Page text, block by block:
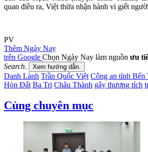
quan điều ra, Việt thừa nhận hành vi giết
PV
Thêm Ngày Nay
trên Google Chọn Ngày Nay làm nguồn ưu
Search. Xem hướng dẫn.
Danh Lành Trần Quốc Việt Công an tỉnh Bến
Hòn Đất Ba Tri Châu Thành gây thương tích
Cùng chuyên mục